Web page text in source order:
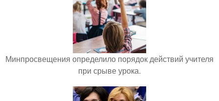
Минпросвещения определило порядок действий учителя
при срыве урока.